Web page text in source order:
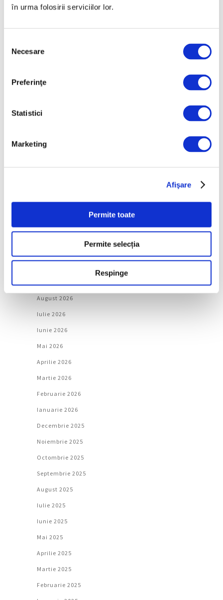
în urma folosirii serviciilor lor.
consimțământului
Necesare
Preferinţe
Statistici
Marketing
Afişare
Permite toate
Permite selecția
Respinge
Late Summer Spritz, la
Categorii
Urmăreşte-ne pe
August 2026
Iulie 2026
Iunie 2026
Mai 2026
Aprilie 2026
Martie 2026
Februarie 2026
Ianuarie 2026
Decembrie 2025
Noiembrie 2025
Octombrie 2025
Septembrie 2025
August 2025
Iulie 2025
Iunie 2025
Mai 2025
Aprilie 2025
Martie 2025
Februarie 2025